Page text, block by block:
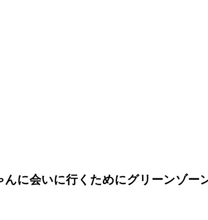
に会いに行くためにグリーンゾー